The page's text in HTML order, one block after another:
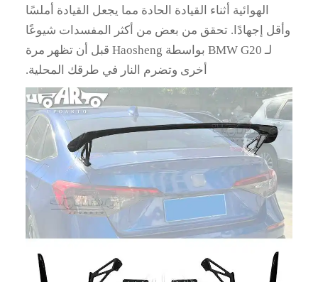
الهوائية أثناء القيادة الحادة مما يجعل القيادة أملسًا
وأقل إجهادًا. تحقق من بعض من أكثر المفسدات شيوعًا
لـ BMW G20 بواسطة Haosheng قبل أن تظهر مرة
أخرى وتضرم النار في طرقك المحلية.